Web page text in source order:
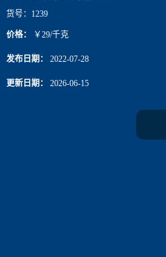
货号： 1239
价格： ￥29/千克
发布日期： 2022-07-28
更新日期： 2026-06-15